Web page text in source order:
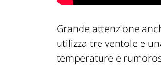
Grande attenzione
utilizza tre ventole e
temperature e